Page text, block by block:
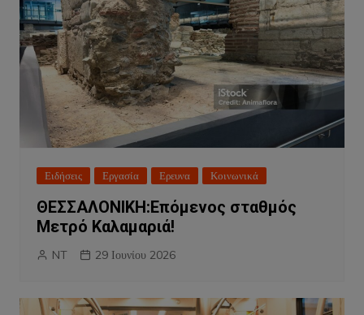
Ειδήσεις Εργασία Ερευνα Κοινωνικά
ΘΕΣΣΑΛΟΝΙΚΗ:Επόμενος σταθμός
Μετρό Καλαμαριά!
NT 29 Ιουνίου 2026